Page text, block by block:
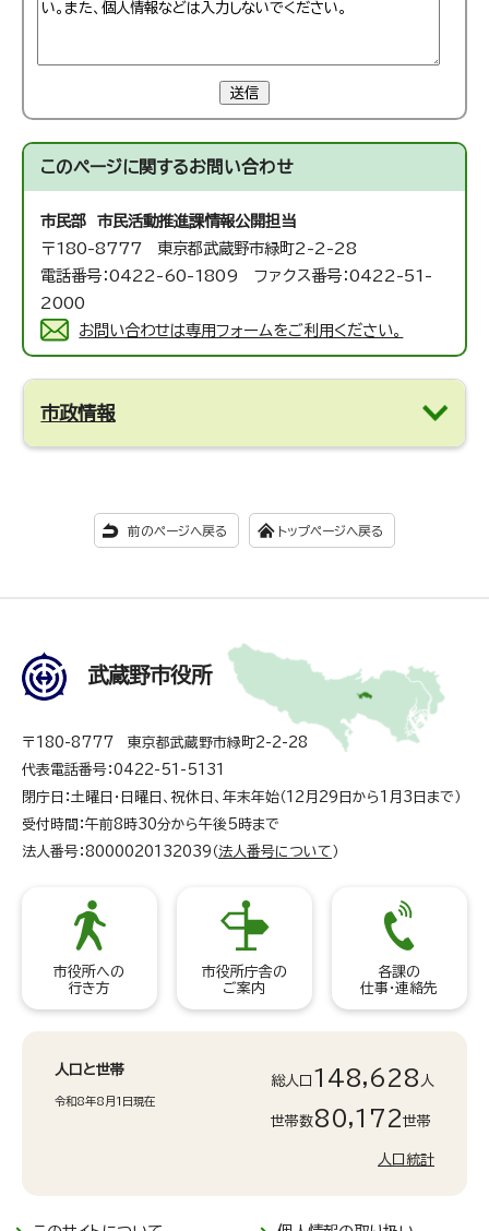
送信
このページに関するお問い合わせ
市民部 市民活動推進課情報公開担当
〒180-8777 東京都武蔵野市緑町2-2-28
電話番号：0422-60-1809 ファクス番号：0422-51-
2000
お問い合わせは専用フォームをご利用ください。
市政情報
前のページへ戻る トップページへ戻る
武蔵野市役所
〒180-8777 東京都武蔵野市緑町2-2-28
代表電話番号：0422-51-5131
閉庁日：土曜日・日曜日、祝休日、年末年始（12月29日から1月3日まで）
受付時間：午前8時30分から午後5時まで
法人番号：8000020132039（ 法人番号について ）
市役所への
行き方
市役所庁舎の
ご案内
各課の
仕事・連絡先
人口と世帯
令和8年8月1日現在
総人口 148,628 人
世帯数80,172世帯
人口統計